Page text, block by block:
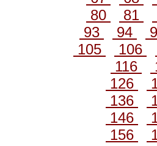
80
81
93
94
105
106
116
126
136
146
156